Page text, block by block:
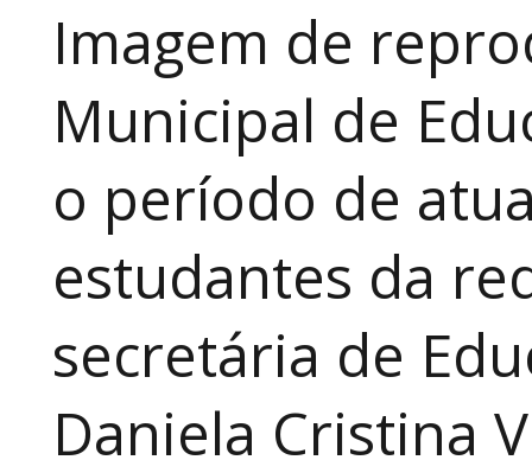
Imagem de
Municipal de
o período de
estudantes da
secretária de
Daniela Cristina